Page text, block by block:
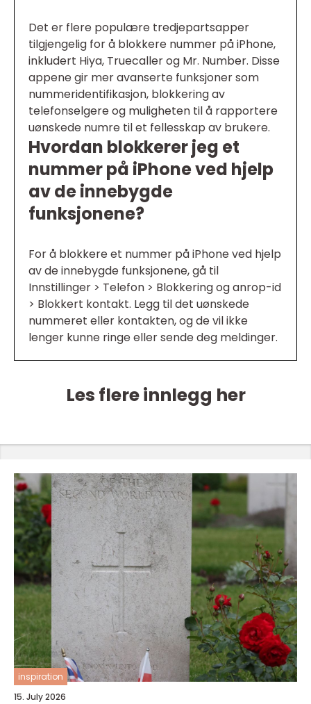
Det er flere populære tredjepartsapper
tilgjengelig for å blokkere nummer på iPhone,
inkludert Hiya, Truecaller og Mr. Number. Disse
appene gir mer avanserte funksjoner som
nummeridentifikasjon, blokkering av
telefonselgere og muligheten til å rapportere
uønskede numre til et fellesskap av brukere.
Hvordan blokkerer jeg et
nummer på iPhone ved hjelp
av de innebygde
funksjonene?
For å blokkere et nummer på iPhone ved hjelp
av de innebygde funksjonene, gå til
Innstillinger > Telefon > Blokkering og anrop-id
> Blokkert kontakt. Legg til det uønskede
nummeret eller kontakten, og de vil ikke
lenger kunne ringe eller sende deg meldinger.
Les flere innlegg her
inspiration
15. July 2026